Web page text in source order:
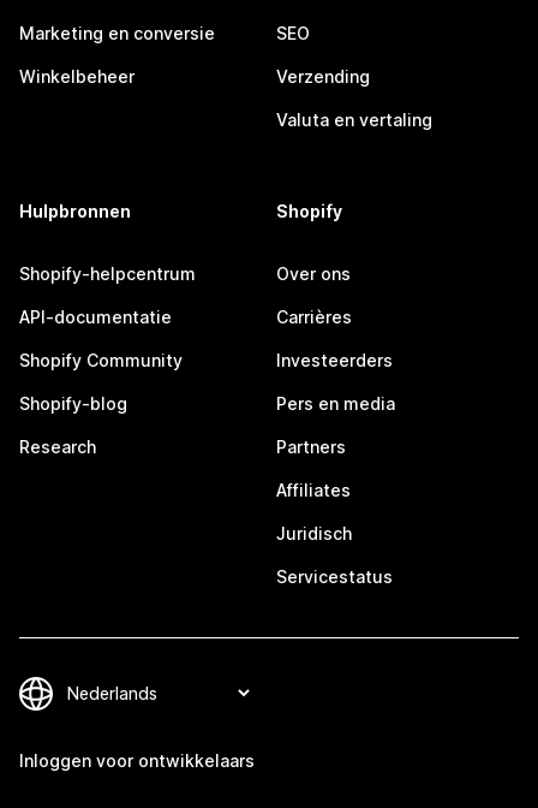
Marketing en conversie
Winkelbeheer
SEO
Verzending
Valuta en vertaling
Hulpbronnen
Shopify-helpcentrum
API-documentatie
Shopify Community
Shopify-blog
Research
Shopify
Over ons
Carrières
Investeerders
Pers en media
Partners
Affiliates
Juridisch
Servicestatus
Inloggen voor ontwikkelaars